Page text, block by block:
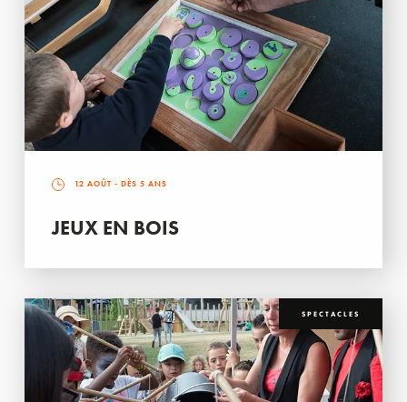
12 AOÛT - DÈS 5 ANS
JEUX EN BOIS
SPECTACLES